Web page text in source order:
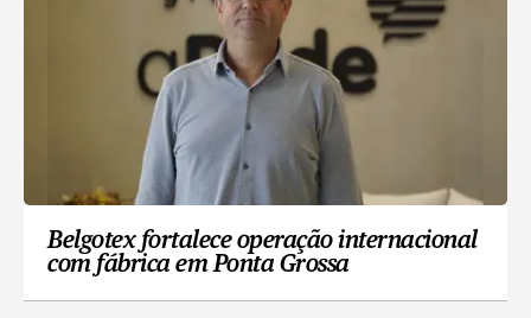
Belgotex fortalece operação internacional
com fábrica em Ponta Grossa